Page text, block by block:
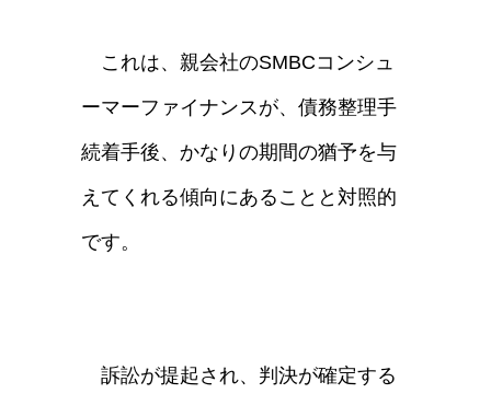
これは、親会社のSMBCコンシュ
ーマーファイナンスが、債務整理手
続着手後、かなりの期間の猶予を与
えてくれる傾向にあることと対照的
です。
訴訟が提起され、判決が確定する